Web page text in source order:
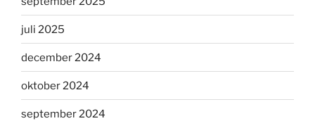
juli 2025
december 2024
oktober 2024
september 2024